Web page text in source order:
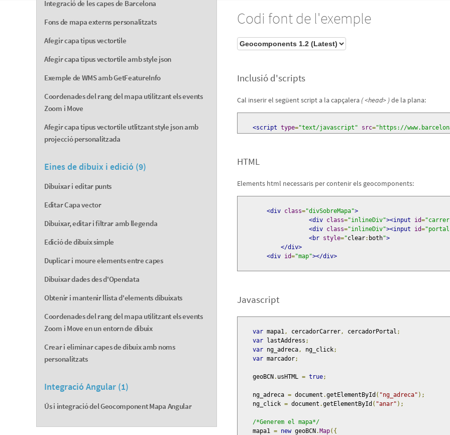
Integració de les capes de Barcelona
Fons de mapa externs personalitzats
Afegir capa tipus vectortile
Afegir capa tipus vectortile amb style json
Exemple de WMS amb GetFeatureInfo
Coordenades del rang del mapa utilitzant els events
Zoom i Move
Afegir capa tipus vectortile utlitzant style json amb
projecció personalitzada
Eines de dibuix i edició (9)
Dibuixar i editar punts
Editar Capa vector
Dibuixar, editar i filtrar amb llegenda
Edició de dibuix simple
Duplicar i moure elements entre capes
Dibuixar dades des d'Opendata
Obtenir i mantenir llista d'elements dibuixats
Coordenades del rang del mapa utilitzant els events
Zoom i Move en un entorn de dibuix
Crear i eliminar capes de dibuix amb noms
personalitzats
Integració Angular (1)
Ús i integració del Geocomponent Mapa Angular
Codi font de l'exemple
Inclusió d'scripts
Cal inserir el següent script a la capçalera ( <head> )de la plana:
<script type="text/javascript" src="https://
HTML
Elements html necessaris per contenir els geocomponents:
<div class="divSobreMapa">
<div class="inlineDiv"><input id=
<div class="inlineDiv"><input id=
<br style="clear: both">
</div>
<div id="map"></div>
Javascript
var mapa1 , cercadorCarrer , cercadorPortal ;
var lastAddress ;
var ng_adreca , ng_click;
var marcador;
    geoBCN
. usHTML = true;
    ng_adreca
= document .getElementById ( "ng_adreca" );
    ng_click
= document .getElementById ( "anar" );
/*Generem el mapa*/
    mapa1
= new geoBCN.Map({